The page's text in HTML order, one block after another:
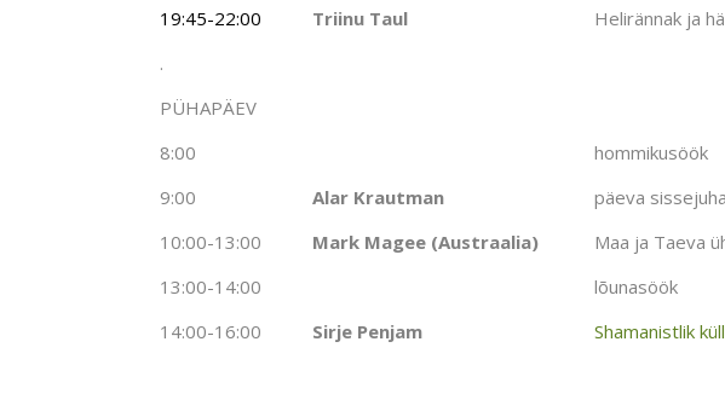
19:45-22:00
Triinu Taul
Helirännak ja
.
PÜHAPÄEV
8:00
hommikusöök
9:00
Alar Krautman
päeva
10:00-13:00
Mark Magee (Austraalia)
Maa ja Taeva
13:00-14:00
lõunasöök
14:00-16:00
Sirje Penjam Shamanistlik